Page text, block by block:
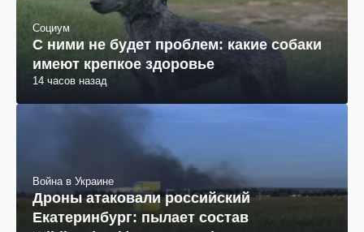
Социум
С ними не будет проблем: какие собаки
имеют крепкое здоровье
14 часов назад
Война в Украине
Дроны атаковали российский
Екатеринбург: пылает состав